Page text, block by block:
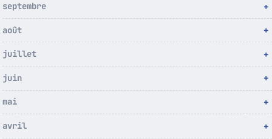
septembre
août
juillet
juin
mai
avril